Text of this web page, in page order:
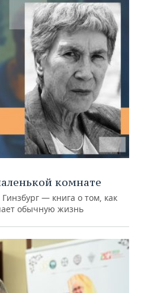
комнате
— книга о том, как
обычную жизнь